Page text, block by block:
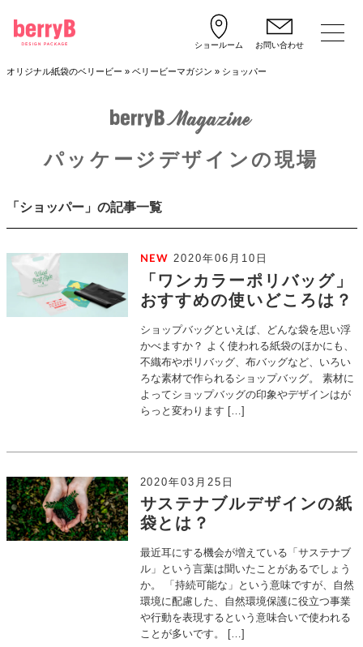
ショールーム お問い合わせ
オリジナル紙袋のベリービー » ベリービーマガジン » ショッパー
パッケージデザインの現場
「ショッパー」の記事一覧
「ワンカラーポリバッグ」
おすすめの使いどころは？
2020年06月10日
ショップバッグといえば、どんな袋を思い浮
かべますか？ よく使われる紙袋のほかにも、
不織布やポリバッグ、布バッグなど、いろい
ろな素材で作られるショップバッグ。 素材に
よってショップバッグの印象やデザインはが
らっと変わります […]
サステナブルデザインの紙
袋とは？
2020年03月25日
最近耳にする機会が増えている「サステナブ
ル」という言葉は聞いたことがあるでしょう
か。 「持続可能な」という意味ですが、自然
環境に配慮した、自然環境保護に役立つ事業
や行動を表現するという意味合いで使われる
ことが多いです。 […]